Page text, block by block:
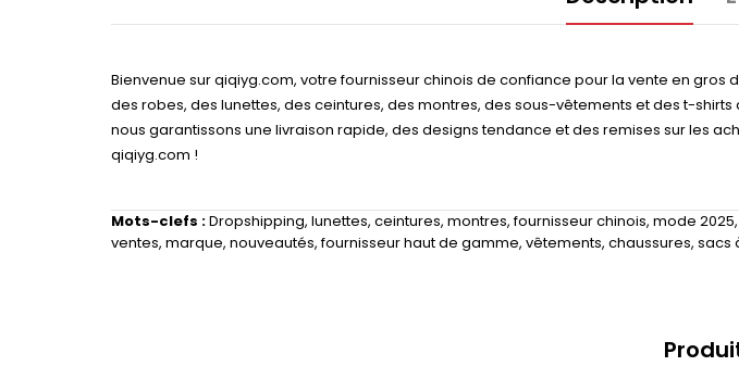
Bienvenue sur qiqiyg.com, votre fournisseur chinois de confiance pour la vente en
des robes, des lunettes, des ceintures, des montres, des sous-vêtements et des t-
nous garantissons une livraison rapide, des designs tendance et des remises sur les
qiqiyg.com !
Mots-clefs :Dropshipping, lunettes, ceintures, montres,fournisseur chinois, mode 2025,
ventes, marque, nouveautés,fournisseur haut de gamme, vêtements, chaussures, sacs